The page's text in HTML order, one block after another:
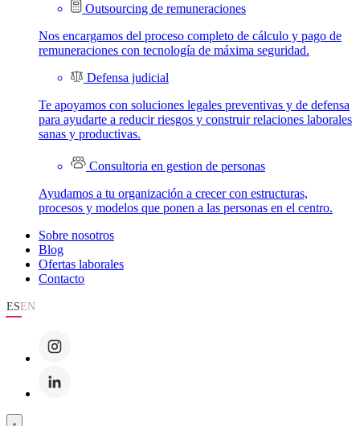
Outsourcing de remuneraciones
Nos encargamos del proceso completo de cálculo y pago de
remuneraciones con tecnología de máxima seguridad.
Defensa judicial
Te apoyamos con soluciones legales preventivas y de defensa
para ayudarte a reducir riesgos y construir relaciones laborales
sanas y productivas.
Consultoria en gestion de personas
Ayudamos a tu organización a crecer con estructuras,
procesos y modelos que ponen a las personas en el centro.
Sobre nosotros
Blog
Ofertas laborales
Contacto
ESEN